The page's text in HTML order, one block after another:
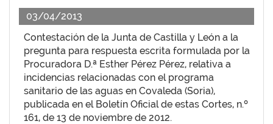
03/04/2013
Contestación de la Junta de Castilla y León a la
pregunta para respuesta escrita formulada por la
Procuradora D.ª Esther Pérez Pérez, relativa a
incidencias relacionadas con el programa
sanitario de las aguas en Covaleda (Soria),
publicada en el Boletín Oficial de estas Cortes, n.º
161, de 13 de noviembre de 2012.